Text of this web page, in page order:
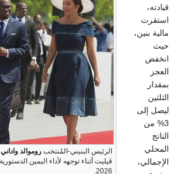
الرئيس البنيني-المُنتخب روموالد واداني
2026.
قيادته،
استقرت
مالية بنين،
حيث
انخفض
العجز
بمقدار
الثلثين
ليصل إلى
3% من
الناتج
المحلي
الإجمالي،